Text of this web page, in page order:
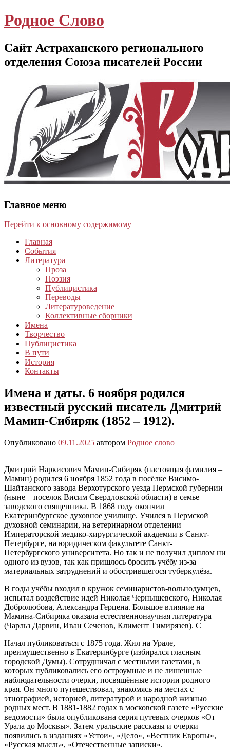
Родное Слово
Сайт Астраханского регионального
отделения Союза писателей России
Главное меню
Перейти к основному содержимому
Главная
События
Литература
Проза
Поэзия
Публицистика
Переводы
Литературоведение
Коллективные сборники
Имена
Творчество
Публицистика
В пути
История
Контакты
Имена и даты. 6 ноября родился
известный русский писатель Дмитрий
Мамин-Сибиряк (1852 – 1912).
Опубликовано 09.11.2025 автором Родное слово
Дмитрий Наркисович Мамин-Сибиряк (настоящая фамилия –
Мамин) родился 6 ноября 1852 года в посёлке Висимо-
Шайтанского завода Верхотурского уезда Пермской губернии
(ныне – поселок Висим Свердловской области) в семье
заводского священника. В 1868 году окончил
Екатеринбургское духовное училище. Учился в Пермской
духовной семинарии, на ветеринарном отделении
Императорской медико-хирургической академии в Санкт-
Петербурге, на юридическом факультете Санкт-
Петербургского университета. Но так и не получил диплом ни
одного из вузов, так как пришлось бросить учёбу из-за
материальных затруднений и обострившегося туберкулёза.
В годы учёбы входил в кружок семинаристов-вольнодумцев,
испытал воздействие идей Николая Чернышевского, Николая
Добролюбова, Александра Герцена. Большое влияние на
Мамина-Сибиряка оказала естественнонаучная литература
(Чарльз Дарвин, Иван Сеченов, Климент Тимирязев). С
Начал публиковаться с 1875 года. Жил на Урале,
преимущественно в Екатеринбурге (избирался гласным
городской Думы). Сотрудничал с местными газетами, в
которых публиковались его остроумные и не лишенные
наблюдательности очерки, посвящённые истории родного
края. Он много путешествовал, знакомясь на местах с
этнографией, историей, литературой и народной жизнью
родных мест. В 1881-1882 годах в московской газете «Русские
ведомости» была опубликована серия путевых очерков «От
Урала до Москвы». Затем уральские рассказы и очерки
появились в изданиях «Устои», «Дело», «Вестник Европы»,
«Русская мысль», «Отечественные записки».